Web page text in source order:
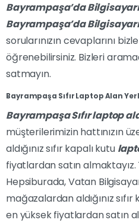
Bayrampaşa’da
Bayrampaşa’da
sorularınızın cevaplarını
öğrenebilirsiniz. Bizleri
satmayın.
Bayrampaşa Sıfır Laptop Alan
Bayrampaşa Sıfır laptop
müşterilerimizin hattınızın
aldığınız sıfır kapalı kutu
fiyatlardan satın almaktayız.
Hepsiburada, Vatan
mağazalardan aldığınız sıfır
en yüksek fiyatlardan satın